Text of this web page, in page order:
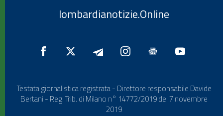
lombardianotizie.Online
Testata giornalistica registrata - Direttore responsabile Davide
Bertani - Reg. Trib. di Milano n° 14772/2019 del 7 novembre
2019